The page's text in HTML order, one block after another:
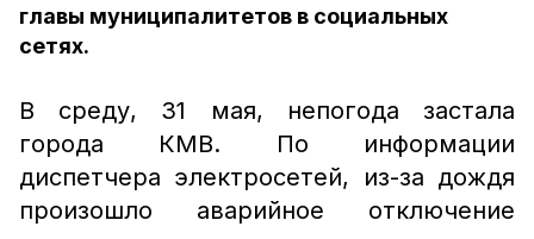
главы муниципалитетов в социальных
сетях.
В среду, 31 мая, непогода застала
города КМВ. По информации
диспетчера электросетей, из-за дождя
произошло аварийное отключение